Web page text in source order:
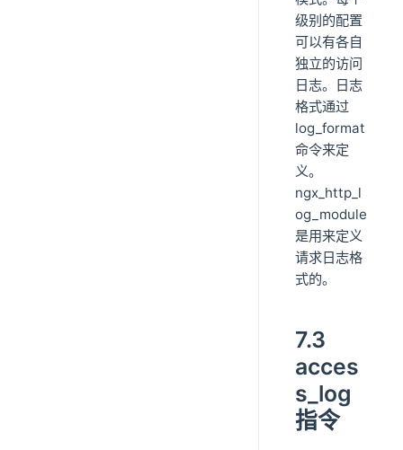
级别的配置
可以有各自
独立的访问
日志。日志
格式通过
log_format
命令来定
义。
ngx_http_l
og_module
是用来定义
请求日志格
式的。
7.3
acces
s_log
指令